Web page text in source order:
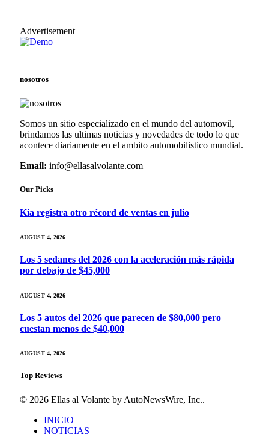
Advertisement
nosotros
Somos un sitio especializado en el mundo del automovil,
brindamos las ultimas noticias y novedades de todo lo que
acontece diariamente en el ambito automobilistico mundial.
Email: info@ellasalvolante.com
Our Picks
Kia registra otro récord de ventas en julio
AUGUST 4, 2026
Los 5 sedanes del 2026 con la aceleración más rápida
por debajo de $45,000
AUGUST 4, 2026
Los 5 autos del 2026 que parecen de $80,000 pero
cuestan menos de $40,000
AUGUST 4, 2026
Top Reviews
© 2026 Ellas al Volante by AutoNewsWire, Inc..
INICIO
NOTICIAS